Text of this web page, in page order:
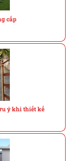
cấp
ý khi thiết kế